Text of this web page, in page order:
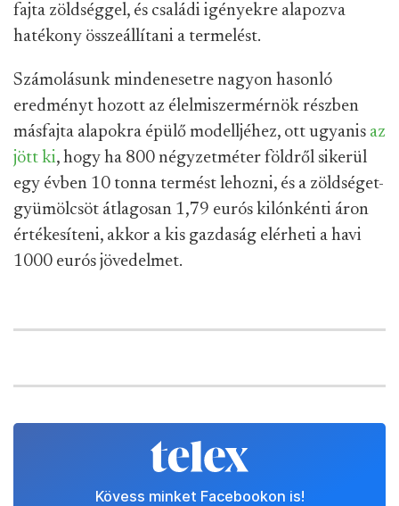
fajta zöldséggel, és családi igényekre alapozva
hatékony összeállítani a termelést.
Számolásunk mindenesetre nagyon hasonló
eredményt hozott az élelmiszermérnök részben
másfajta alapokra épülő modelljéhez, ott ugyanis az
jött ki, hogy ha 800 négyzetméter földről sikerül
egy évben 10 tonna termést lehozni, és a zöldséget-
gyümölcsöt átlagosan 1,79 eurós kilónkénti áron
értékesíteni, akkor a kis gazdaság elérheti a havi
1000 eurós jövedelmet.
Kövess minket Facebookon is!